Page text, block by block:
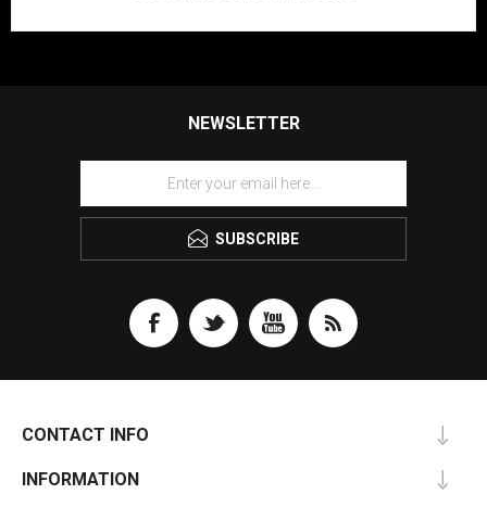
NEWSLETTER
SUBSCRIBE
CONTACT INFO
INFORMATION